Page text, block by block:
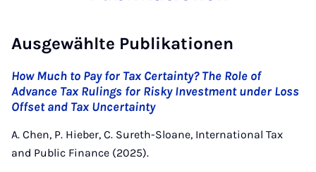
Ausgewählte Publikationen
How Much to Pay for Tax Certainty? The Role of
Advance Tax Rulings for Risky Investment under Loss
Offset and Tax Uncertainty
A. Chen, P. Hieber, C. Sureth-Sloane, International Tax
and Public Finance (2025).